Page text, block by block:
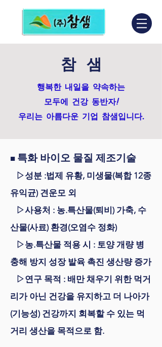
참 샘
행복한 내일을 약속하는
모두에 건강 동반자!
우리는 아름다운 기업 참샘입니다.
■ 특화 바이오 물질 제조기술
▷성분 :법제 유황, 미생물(복합 12종
유익균) 견운모 외
▷사용처 : 농.특산물(퇴비) 가축, 수
산물(사료) 환경(오염수 정화)
▷농.특산물 적용 시 : 토양 개량 병
충해 방지 성장 발육 촉진 생산량 증가
▷연구 목적 : 배만 채우기 위한 먹거
리가 아닌 건강을 유지하고 더 나아가
(기능성) 건강까지 회복할 수 있는 먹
거리 생산을 목적으로 함.